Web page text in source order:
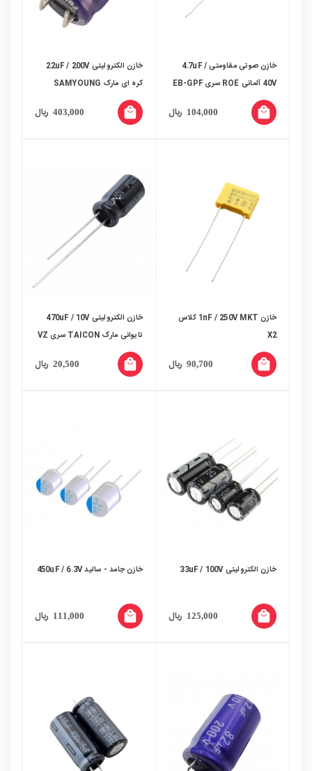
خازن صوتی مقاومتی 4.7uF /
40V آلمانی ROE سری EB-GPF
104,000 ریال local_mall
خازن الکترولیتی 22uF / 200V
کره ای مارک SAMYOUNG
403,000 ریال local_mall
خازن 1nF / 250V MKT کلاس
X2
90,700 ریال local_mall
خازن الکترولیتی 470uF / 10V
تایوانی مارک TAICON سری VZ
20,500 ریال local_mall
خازن الکترولیتی 33uF / 100V
125,000 ریال local_mall
خازن جامد - سالید 450uF / 6.3V
111,000 ریال local_mall